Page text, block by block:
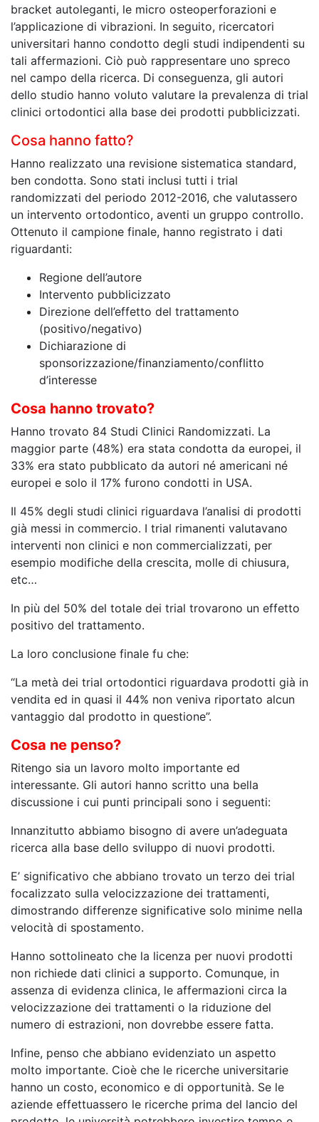
bracket autoleganti, le micro osteoperforazioni e
l’applicazione di vibrazioni. In seguito, ricercatori
universitari hanno condotto degli studi indipendenti su
tali affermazioni. Ciò può rappresentare uno spreco
nel campo della ricerca. Di conseguenza, gli autori
dello studio hanno voluto valutare la prevalenza di trial
clinici ortodontici alla base dei prodotti pubblicizzati.
Cosa hanno fatto?
Hanno realizzato una revisione sistematica standard,
ben condotta. Sono stati inclusi tutti i trial
randomizzati del periodo 2012-2016, che valutassero
un intervento ortodontico, aventi un gruppo controllo.
Ottenuto il campione finale, hanno registrato i dati
riguardanti:
Regione dell’autore
Intervento pubblicizzato
Direzione dell’effetto del trattamento
(positivo/negativo)
Dichiarazione di
sponsorizzazione/finanziamento/conflitto
d’interesse
Cosa hanno trovato?
Hanno trovato 84 Studi Clinici Randomizzati. La
maggior parte (48%) era stata condotta da europei, il
33% era stato pubblicato da autori né americani né
europei e solo il 17% furono condotti in USA.
Il 45% degli studi clinici riguardava l’analisi di prodotti
già messi in commercio. I trial rimanenti valutavano
interventi non clinici e non commercializzati, per
esempio modifiche della crescita, molle di chiusura,
etc…
In più del 50% del totale dei trial trovarono un effetto
positivo del trattamento.
La loro conclusione finale fu che:
“La metà dei trial ortodontici riguardava prodotti già in
vendita ed in quasi il 44% non veniva riportato alcun
vantaggio dal prodotto in questione”.
Cosa ne penso?
Ritengo sia un lavoro molto importante ed
interessante. Gli autori hanno scritto una bella
discussione i cui punti principali sono i seguenti:
Innanzitutto abbiamo bisogno di avere un’adeguata
ricerca alla base dello sviluppo di nuovi prodotti.
E’ significativo che abbiano trovato un terzo dei trial
focalizzato sulla velocizzazione dei trattamenti,
dimostrando differenze significative solo minime nella
velocità di spostamento.
Hanno sottolineato che la licenza per nuovi prodotti
non richiede dati clinici a supporto. Comunque, in
assenza di evidenza clinica, le affermazioni circa la
velocizzazione dei trattamenti o la riduzione del
numero di estrazioni, non dovrebbe essere fatta.
Infine, penso che abbiano evidenziato un aspetto
molto importante. Cioè che le ricerche universitarie
hanno un costo, economico e di opportunità. Se le
aziende effettuassero le ricerche prima del lancio del